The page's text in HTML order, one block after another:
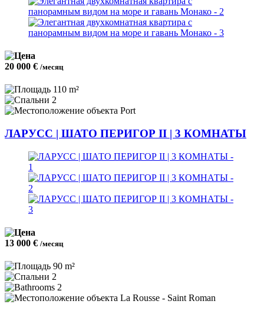
20 000 € /месяц
110 m²
2
Port
ЛАРУСС | ШАТО ПЕРИГОР II | 3 КОМНАТЫ
13 000 € /месяц
90 m²
2
2
La Rousse - Saint Roman